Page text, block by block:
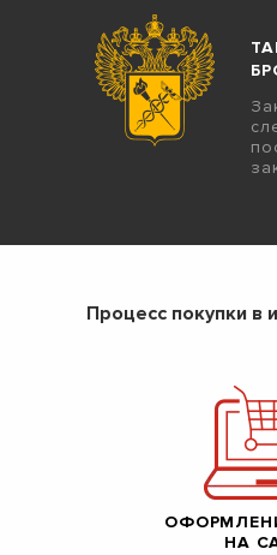
Процесс покупки в
НА